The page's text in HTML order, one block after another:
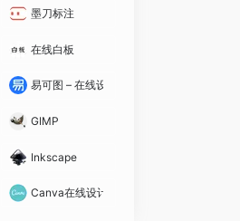
（达芬奇调色）破解版
墨刀标注
在线白板
易可图 – 在线设计平台
GIMP
Inkscape
Canva在线设计